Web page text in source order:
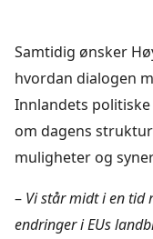
Samtidig ønsker
hvordan dialogen
Innlandets
om dagens
muligheter og
– Vi står midt i en tid
endringer i EUs